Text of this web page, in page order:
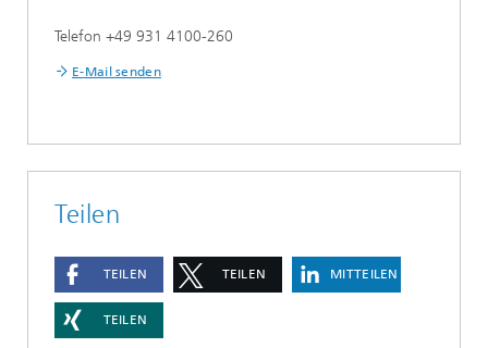
Telefon +49 931 4100-260
E-Mail senden
Teilen
TEILEN TEILEN MITTEILEN
TEILEN